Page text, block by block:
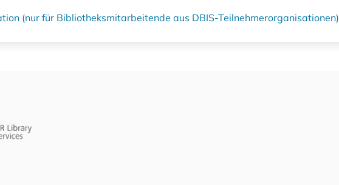
(nur für Bibliotheksmitarbeitende aus DBIS-Teilnehmerorganisationen)